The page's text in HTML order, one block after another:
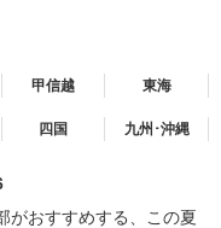
甲信越 東海
四国 九州･沖縄
がおすすめする、この夏